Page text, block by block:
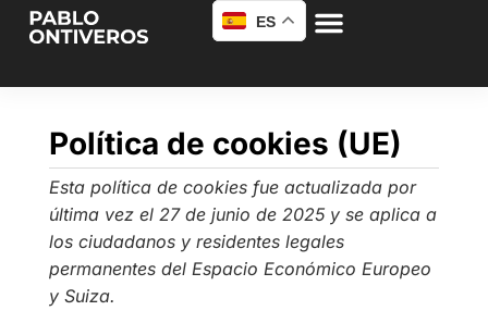
ES
Política de cookies (UE)
Esta política de cookies fue actualizada por
última vez el 27 de junio de 2025 y se aplica a
los ciudadanos y residentes legales
permanentes del Espacio Económico Europeo
y Suiza.